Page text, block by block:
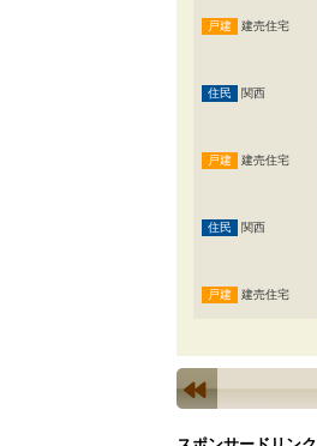
建売住宅
関西
建売住宅
関西
建売住宅